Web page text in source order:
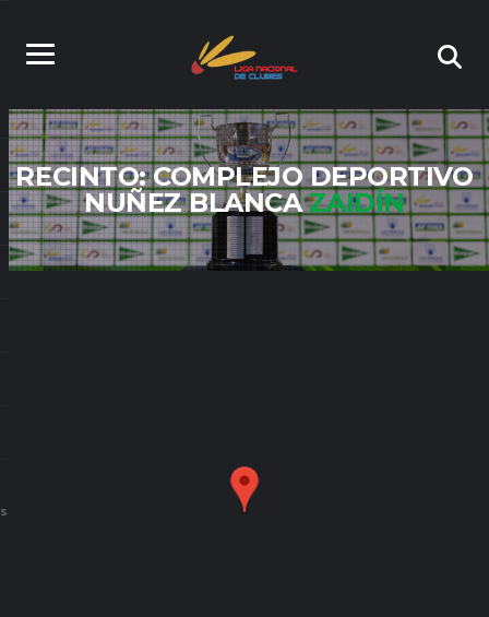
RECINTO: COMPLEJO DEPORTIVO
NUÑEZ BLANCAZAIDÍN